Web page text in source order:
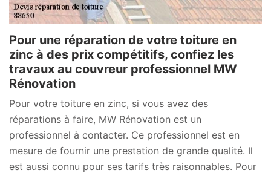
Pour une réparation de votre toiture en
zinc à des prix compétitifs, confiez les
travaux au couvreur professionnel MW
Rénovation
Pour votre toiture en zinc, si vous avez des
réparations à faire, MW Rénovation est un
professionnel à contacter. Ce professionnel est en
mesure de fournir une prestation de grande qualité. Il
est aussi connu pour ses tarifs très raisonnables. Pour